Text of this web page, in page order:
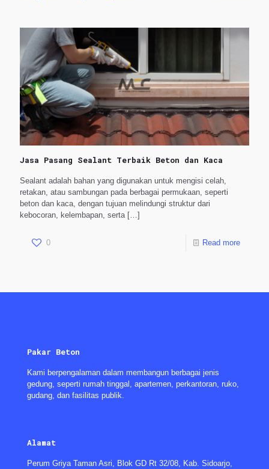
Jasa Pasang Sealant Terbaik Beton dan Kaca
Sealant adalah bahan yang digunakan untuk mengisi celah,
retakan, atau sambungan pada berbagai permukaan, seperti
beton dan kaca, dengan tujuan melindungi struktur dari
kebocoran, kelembapan, serta[…]
0 Read more
Pakar Beton
Kami berpengalaman dalam membangun berbagai jenis
gedung, seperti rumah tinggal, apartemen, perkantoran, ruko,
gudang, dan fasilitas publik.
Alamat
Perum Griya Taman Asri, Blok GD Rt 32/08, Kab. Sidoarjo,